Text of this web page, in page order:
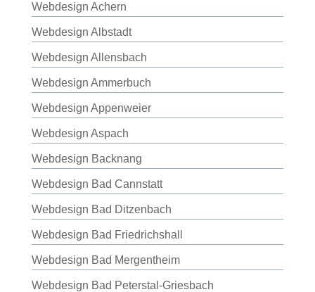
Webdesign Achern
Webdesign Albstadt
Webdesign Allensbach
Webdesign Ammerbuch
Webdesign Appenweier
Webdesign Aspach
Webdesign Backnang
Webdesign Bad Cannstatt
Webdesign Bad Ditzenbach
Webdesign Bad Friedrichshall
Webdesign Bad Mergentheim
Webdesign Bad Peterstal-Griesbach